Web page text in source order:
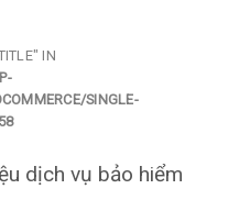
IN
SINGLE-
58
dịch vụ bảo hiểm